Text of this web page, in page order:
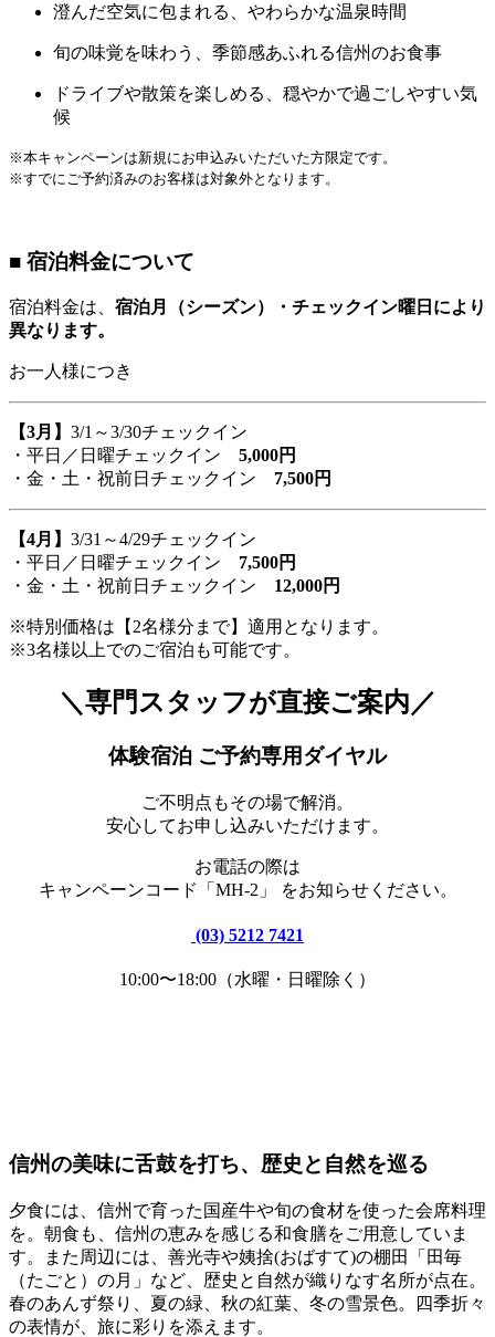
澄んだ空気に包まれる、やわらかな温泉時間
旬の味覚を味わう、季節感あふれる信州のお食事
ドライブや散策を楽しめる、穏やかで過ごしやすい気
候
※本キャンペーンは新規にお申込みいただいた方限定です。
※すでにご予約済みのお客様は対象外となります。
■ 宿泊料金について
宿泊料金は、 宿泊月（シーズン）・チェックイン曜日により
異なります。
お一人様につき
【3月】 3/1～3/30チェックイン
・平日／日曜チェックイン 5,000円
・金・土・祝前日チェックイン 7,500円
【4月 】 3/31～4/29チェックイン
・平日／日曜チェックイン 7,500円
・金・土・祝前日チェックイン 12,000円
※特別価格は【2名様分まで】適用となります。
※3名様以上でのご宿泊も可能です。
＼専門スタッフが直接ご案内／
体験宿泊 ご予約専用ダイヤル
ご不明点もその場で解消。
安心してお申し込みいただけます。
お電話の際は
キャンペーンコード「MH-2」 をお知らせください。
(03) 5212 7421
10:00〜18:00（水曜・日曜除く）
信州の美味に舌鼓を打ち、歴史と自然を巡る
夕食には、信州で育った国産牛や旬の食材を使った会席料理
を。朝食も、信州の恵みを感じる和食膳をご用意していま
す。また周辺には、善光寺や姨捨(おばすて)の棚田「田毎
（たごと）の月」など、歴史と自然が織りなす名所が点在。
春のあんず祭り、夏の緑、秋の紅葉、冬の雪景色。四季折々
の表情が、旅に彩りを添えます。